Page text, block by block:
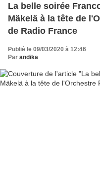
La belle soirée
Mäkelä à la tête de
de Radio France
Publié le 09/03/2020 à 12:46
Par andika